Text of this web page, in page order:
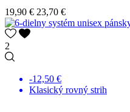
19,90 € 23,70 €
2
-12,50 €
Klasický rovný strih